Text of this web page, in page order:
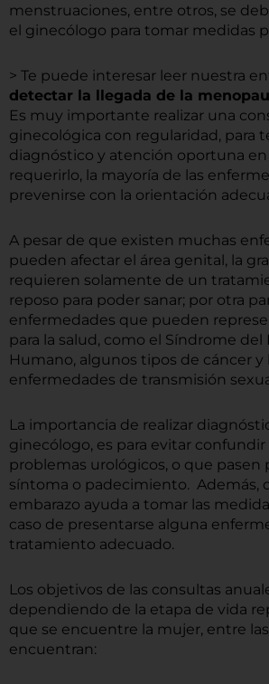
menstruaciones, entre otros, se
el ginecólogo para tomar medidas
> Te puede interesar leer nuestra
detectar la llegada de la
Es muy importante realizar una
ginecológica con regularidad, para
diagnóstico y atención oportuna en
requerirlo, la mayoría de las
prevenirse con la orientación
A pesar de que existen muchas
pueden afectar el área genital, la
requieren solamente de un
reposo para poder sanar; por otra
enfermedades que pueden
para la salud, como el Síndrome del
Humano, algunos tipos de cáncer y
enfermedades de transmisión
La importancia de realizar
ginecólogo, es para evitar
problemas urológicos, o que pasen
síntoma o padecimiento. Además,
embarazo ayuda a tomar las
caso de presentarse alguna
tratamiento adecuado.
Los objetivos de las consultas
dependiendo de la etapa de vida
que se encuentre la mujer, entre
encuentran: